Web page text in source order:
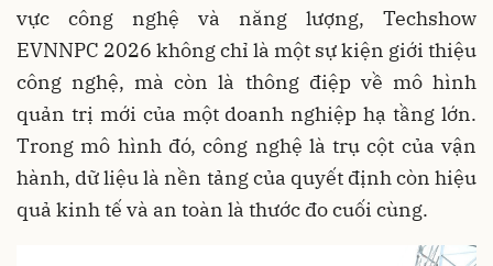
vực công nghệ và năng lượng, Techshow
EVNNPC 2026 không chỉ là một sự kiện giới thiệu
công nghệ, mà còn là thông điệp về mô hình
quản trị mới của một doanh nghiệp hạ tầng lớn.
Trong mô hình đó, công nghệ là trụ cột của vận
hành, dữ liệu là nền tảng của quyết định còn hiệu
quả kinh tế và an toàn là thước đo cuối cùng.